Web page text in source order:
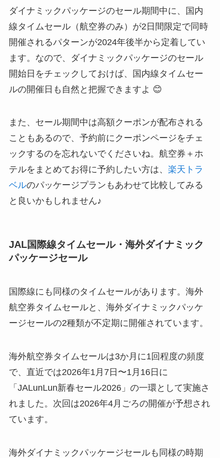
ダイナミックパッケージのセール期間中に、国内
線タイムセール（航空券のみ）が2日間限定で同時
開催されるパターンが2024年後半から定着してい
ます。なので、ダイナミックパッケージのセール
開始日をチェックしておけば、国内線タイムセー
ルの開催日も自然と把握できますよ 😊
また、セール期間中は高額クーポンが配布される
こともあるので、予約前にクーポンページをチェ
ックするのを忘れないでくださいね。航空券＋ホ
テルをまとめてお得に予約したい方は、 楽天トラ
ベルのパッケージプランもあわせて比較してみる
と良いかもしれません♪
JAL国際線タイムセール・海外ダイナミック
パッケージセール
国際線にも同様のタイムセールがあります。海外
航空券タイムセールと、海外ダイナミックパッケ
ージセールの2種類が不定期に開催されています。
海外航空券タイムセールは3か月に1回程度の頻度
で、直近では2026年1月7日〜1月16日に
「JALunLun新春セール2026」の一環として実施さ
れました。次回は2026年4月ごろの開催が予想され
ています。
海外ダイナミックパッケージセールも同様の時期